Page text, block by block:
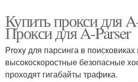
Купить прокси для
Прокси для A-Parser
Proxy для парсинга в поисковиках
высокоскоростные безопасные
проходят гигабайты трафика.